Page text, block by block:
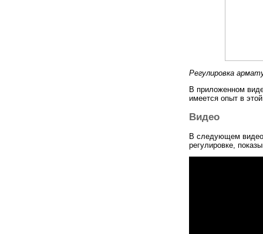
Регулировка
В приложенном
имеется опыт в
Видео
В следующем видео
регулировке,